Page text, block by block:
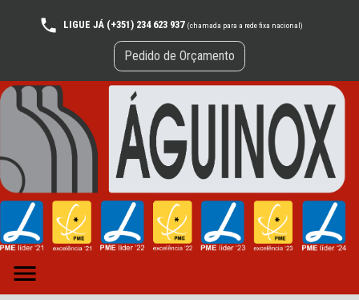
LIGUE JÁ (+351) 234 623 937 (chamada para a rede fixa nacional)
Pedido de Orçamento
